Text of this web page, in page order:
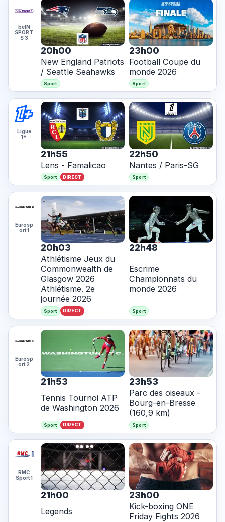
beIN
SPORT
S 3
20h00
New England Patriots
/ Seattle Seahawks
Sport
23h00
Football Coupe du
monde 2026
Sport
Ligue
1+
21h55
Lens - Famalicao
Sport DIRECT
22h50
Nantes / Paris-SG
Sport
Eurosp
ort 1
20h03
Athlétisme Jeux du
Commonwealth de
Glasgow 2026
Athlétisme. 2e
journée 2026
Sport DIRECT
22h48
Escrime
Championnats du
monde 2026
Sport
Eurosp
ort 2
21h53
Tennis Tournoi ATP
de Washington 2026
Sport DIRECT
23h53
Parc des oiseaux -
Bourg-en-Bresse
(160,9 km)
Sport
RMC
Sport 1
21h00
Legends
23h00
Kick-boxing ONE
Friday Fights 2026